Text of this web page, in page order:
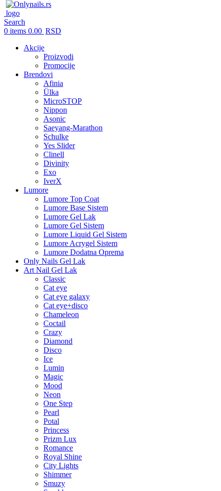
Search
0 items 0.00 RSD
Akcije
Proizvodi
Promocije
Brendovi
Afinia
Ülka
MicroSTOP
Nippon
Asonic
Saeyang-Marathon
Schulke
Yes Slider
Clinell
Divinity
Exo
IverX
Lumore
Lumore Top Coat
Lumore Base Sistem
Lumore Gel Lak
Lumore Gel Sistem
Lumore Liquid Gel Sistem
Lumore Acrygel Sistem
Lumore Dodatna Oprema
Only Nails Gel Lak
Art Nail Gel Lak
Classic
Cat eye
Cat eye galaxy
Cat eye+disco
Chameleon
Coctail
Crazy
Diamond
Disco
Ice
Lumin
Magic
Mood
Neon
One Step
Pearl
Potal
Princess
Prizm Lux
Romance
Royal Shine
City Lights
Shimmer
Smuzy